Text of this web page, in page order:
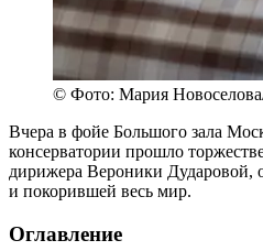
© Фото: Мария
Вчера в фойе Большого зала
консерватории прошло
дирижера Вероники Дударовой,
и покорившей весь мир.
Оглавление